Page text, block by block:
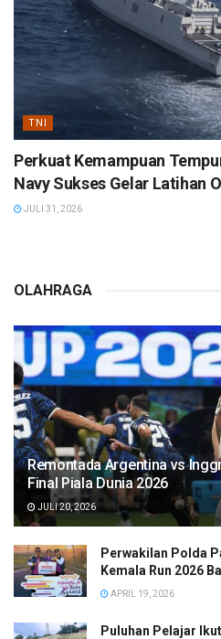
TNI
Perkuat Kemampuan
Navy Sukses Gelar Latihan
JULI 31, 2026
OLAHRAGA
Remontada Argentina vs
Final Piala Dunia 2026
JULI 20, 2026
Perwakilan Polda
Kemala Run 2026
APRIL 19, 2026
Puluhan Pelajar